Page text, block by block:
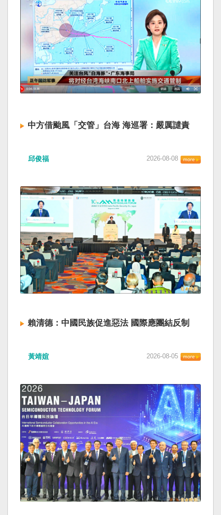
中方借颱風「交管」台海 海巡署：嚴厲譴責
邱俊福 2026-08-08
賴清德：中國民族促進惡法 國際應團結反制
黃靖媗 2026-08-05